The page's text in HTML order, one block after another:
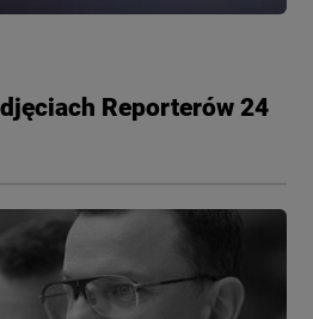
Reporterów 24